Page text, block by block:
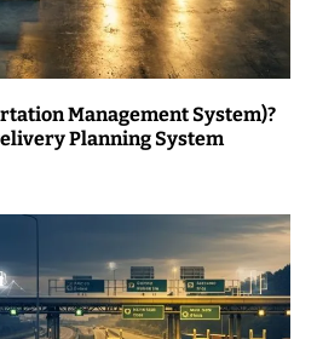
Management System)?
Planning System